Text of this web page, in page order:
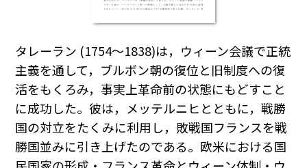
タレーラン (1754～1838)は，ウィーン会議で正統
主義を通して，ブルボン朝の復位と旧制度への復
活をもくろみ，事実上革命前の状態にもどすこと
に成功した。彼は，メッテルニヒとともに，戦勝
国の対立をたくみに利用し，敗戦国フランスを戦
勝国並みに引き上げたのである。欧米における国